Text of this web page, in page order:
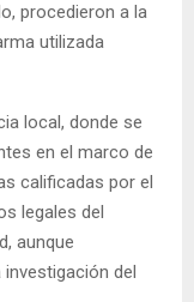
procedieron a la
utilizada
local, donde se
en el marco de
calificadas por el
legales del
aunque
del